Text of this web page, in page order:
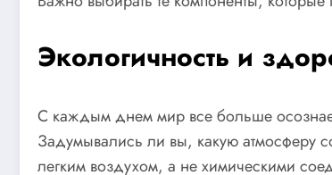
Экологичность и
С каждым днем мир все больше
Задумывались ли вы, какую атмосферу
легким воздухом, а не химическими